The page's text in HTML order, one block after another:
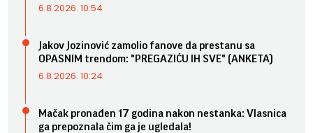
6.8.2026. 10:54
Jakov Jozinović zamolio fanove da prestanu sa
OPASNIM trendom: "PREGAZIĆU IH SVE" (ANKETA)
6.8.2026. 10:24
Mačak pronađen 17 godina nakon nestanka: Vlasnica
ga prepoznala čim ga je ugledala!